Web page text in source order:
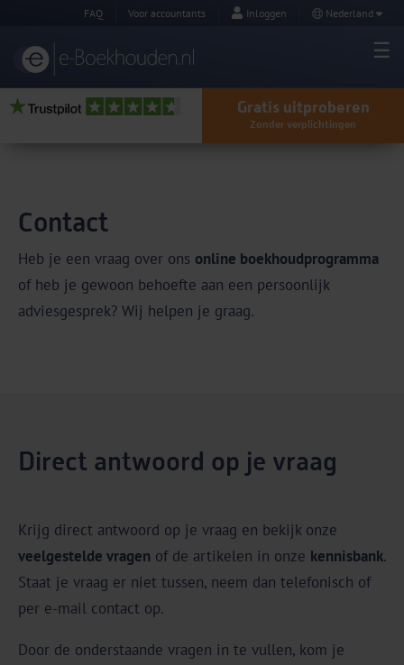
FAQ Voor accountants Inloggen Nederland
Gratis uitproberen
Zonder verplichtingen
Contact
Heb je een vraag over ons online boekhoudprogramma
of heb je gewoon behoefte aan een persoonlijk
adviesgesprek? Wij helpen je graag.
Direct antwoord op je vraag
Krijg direct antwoord op je vraag en bekijk onze
veelgestelde vragen of de artikelen in onze kennisbank.
Staat je vraag er niet tussen, neem dan telefonisch of
per e-mail contact op.
Door de onderstaande vragen in te vullen, kom je